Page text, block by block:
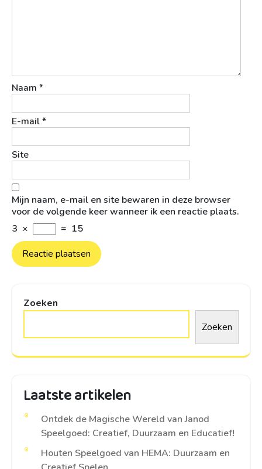
Naam *
E-mail*
Site
Mijn naam, e-mail en site bewaren in deze browser
voor de volgende keer wanneer ik een reactie plaats.
3 × = 15
Zoeken
Zoeken
Laatste artikelen
Ontdek de Magische Wereld van Janod
Speelgoed: Creatief, Duurzaam en Educatief!
Houten Speelgoed van HEMA: Duurzaam en